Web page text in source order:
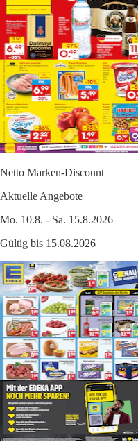
Netto Marken-Discount
Aktuelle Angebote
Mo. 10.8. - Sa. 15.8.2026
Gültig bis 15.08.2026